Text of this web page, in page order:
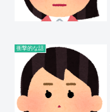
衝撃的な話